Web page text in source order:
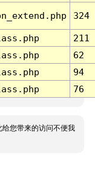
324
211
62
94
76
您带来的访问不便我